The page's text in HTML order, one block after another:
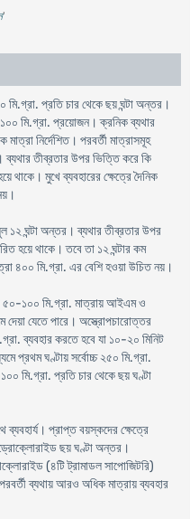
'
প্রতি চার থেকে ছয় ঘন্টা অন্তর।
মি.গ্রা. প্রয়োজন। ক্রনিক ব্যথার
নির্দেশিত। পরবর্তী মাত্রাসমূহ
তীব্রতার উপর ভিত্তি করে কি
থাকে। মুখে ব্যবহারের ক্ষেত্রে দৈনিক
ঘন্টা অন্তর। ব্যথার তীব্রতার উপর
হয়ে থাকে। তবে তা ১২ ঘন্টার কম
৪০০ মি.গ্রা. এর বেশি হওয়া উচিত নয়।
৫০-১০০ মি.গ্রা. মাত্রায় আইএম ও
যেতে পারে। অস্ত্রোপচারোত্তর
ব্যবহার করতে হবে যা ১০-২০ মিনিট
প্রথম ঘণ্টায় সর্বোচ্চ ২৫০ মি.গ্রা.
মি.গ্রা. প্রতি চার থেকে ছয় ঘণ্টা
ব্যবহার্য। প্রাপ্ত বয়স্কদের ক্ষেত্রে
ছয় ঘণ্টা অন্তর।
(৪টি ট্রামাডল সাপোজিটরি)
ব্যথায় আরও অধিক মাত্রায় ব্যবহার